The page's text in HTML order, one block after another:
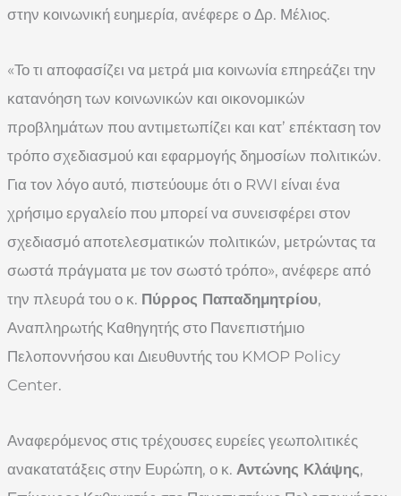
στην κοινωνική ευημερία, ανέφερε ο Δρ. Μέλιος.
«Το τι αποφασίζει να μετρά μια κοινωνία επηρεάζει την
κατανόηση των κοινωνικών και οικονομικών
προβλημάτων που αντιμετωπίζει και κατ’ επέκταση τον
τρόπο σχεδιασμού και εφαρμογής δημοσίων πολιτικών.
Για τον λόγο αυτό, πιστεύουμε ότι ο RWI είναι ένα
χρήσιμο εργαλείο που μπορεί να συνεισφέρει στον
σχεδιασμό αποτελεσματικών πολιτικών, μετρώντας τα
σωστά πράγματα με τον σωστό τρόπο», ανέφερε από
την πλευρά του ο κ. Πύρρος Παπαδημητρίου,
Αναπληρωτής Καθηγητής στο Πανεπιστήμιο
Πελοποννήσου και Διευθυντής του KMOP Policy
Center.
Αναφερόμενος στις τρέχουσες ευρείες γεωπολιτικές
ανακατατάξεις στην Ευρώπη, ο κ. Αντώνης Κλάψης,